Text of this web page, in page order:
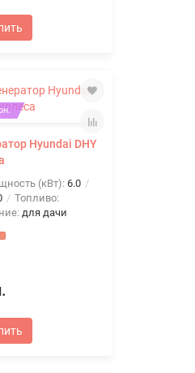
Hyundai DHY
(кВт): 6.0
Топливо:
для дачи